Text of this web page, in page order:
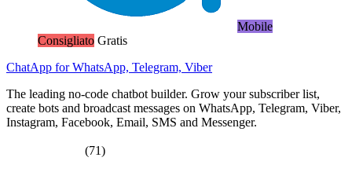
Mobile
Consigliato Gratis
ChatApp for WhatsApp, Telegram, Viber
The leading no-code chatbot builder. Grow your subscriber list,
create bots and broadcast messages on WhatsApp, Telegram, Viber,
Instagram, Facebook, Email, SMS and Messenger.
(71)